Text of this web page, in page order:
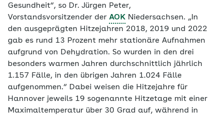
Gesundheit“, so Dr. Jürgen Peter,
Vorstandsvorsitzender der AOK Niedersachsen. „In
den ausgeprägten Hitzejahren 2018, 2019 und 2022
gab es rund 13 Prozent mehr stationäre Aufnahmen
aufgrund von Dehydration. So wurden in den drei
besonders warmen Jahren durchschnittlich jährlich
1.157 Fälle, in den übrigen Jahren 1.024 Fälle
aufgenommen.“ Dabei weisen die Hitzejahre für
Hannover jeweils 19 sogenannte Hitzetage mit einer
Maximaltemperatur über 30 Grad auf, während in